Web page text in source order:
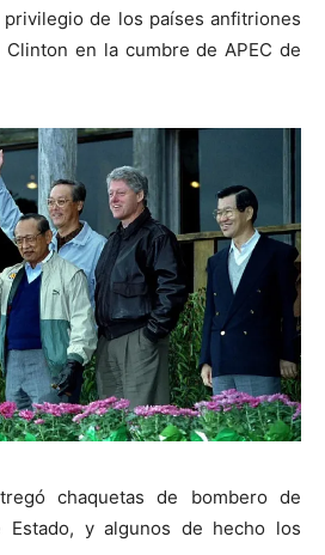
de los países anfitriones
en la cumbre de APEC de
chaquetas de bombero de
y algunos de hecho los